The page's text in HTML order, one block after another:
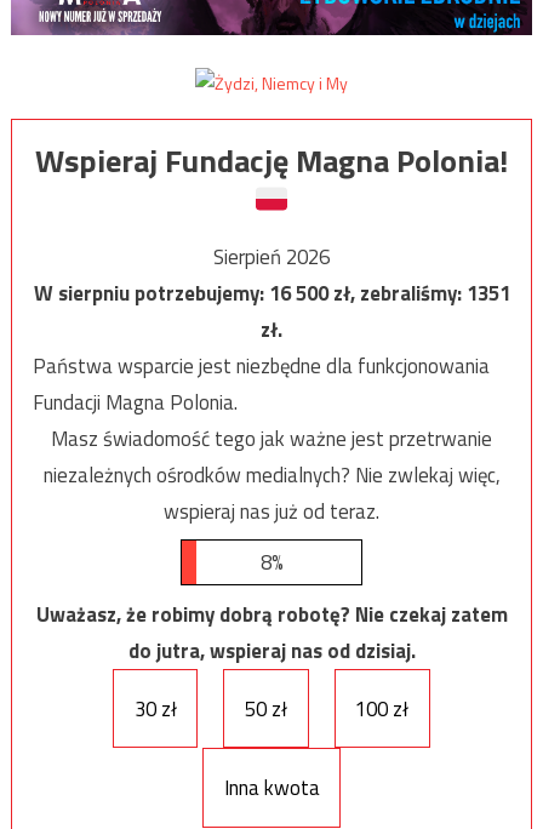
Wspieraj Fundację Magna Polonia!
Sierpień 2026
W sierpniu potrzebujemy:16 500zł, zebraliśmy:1351
zł.
Państwa wsparcie jest niezbędne dla funkcjonowania
Fundacji Magna Polonia.
Masz świadomość tego jak ważne jest przetrwanie
niezależnych ośrodków medialnych? Nie zwlekaj więc,
wspieraj nas już od teraz.
8%
Uważasz, że robimy dobrą robotę? Nie czekaj zatem
do jutra, wspieraj nas od dzisiaj.
30 zł
50 zł 100 zł
Inna kwota